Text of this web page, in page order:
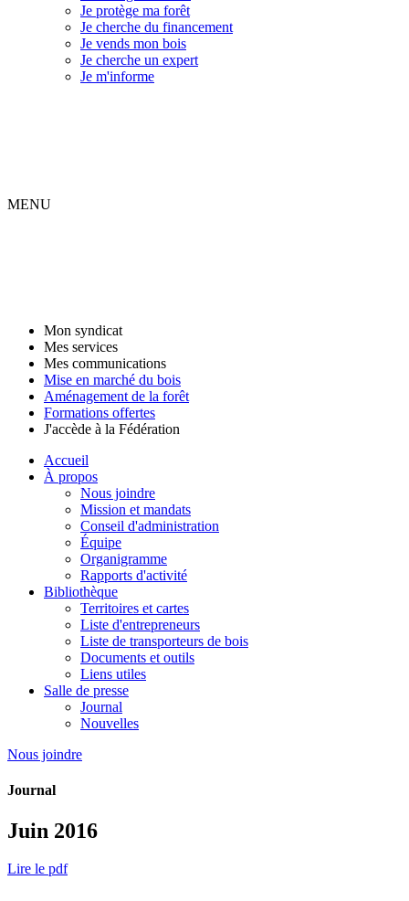
Je protège ma forêt
Je cherche du financement
Je vends mon bois
Je cherche un expert
Je m'informe
MENU
Mon syndicat
Mes services
Mes communications
Mise en marché du bois
Aménagement de la forêt
Formations offertes
J'accède à la Fédération
Accueil
À propos
Nous joindre
Mission et mandats
Conseil d'administration
Équipe
Organigramme
Rapports d'activité
Bibliothèque
Territoires et cartes
Liste d'entrepreneurs
Liste de transporteurs de bois
Documents et outils
Liens utiles
Salle de presse
Journal
Nouvelles
Nous joindre
Journal
Juin 2016
Lire le pdf